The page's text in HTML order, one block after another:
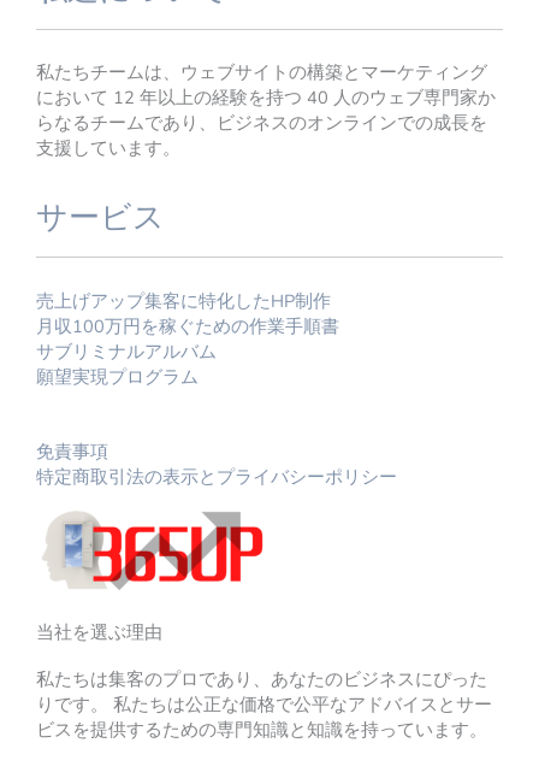
私たちチームは、ウェブサイトの構築とマーケティング
において 12 年以上の経験を持つ 40 人のウェブ専門家か
らなるチームであり、ビジネスのオンラインでの成長を
支援しています。
サービス
売上げアップ集客に特化したHP制作
月収100万円を稼ぐための作業手順書
サブリミナルアルバム
願望実現プログラム
免責事項
特定商取引法の表示とプライバシーポリシー
当社を選ぶ理由
私たちは集客のプロであり、あなたのビジネスにぴった
りです。 私たちは公正な価格で公平なアドバイスとサー
ビスを提供するための専門知識と知識を持っています。